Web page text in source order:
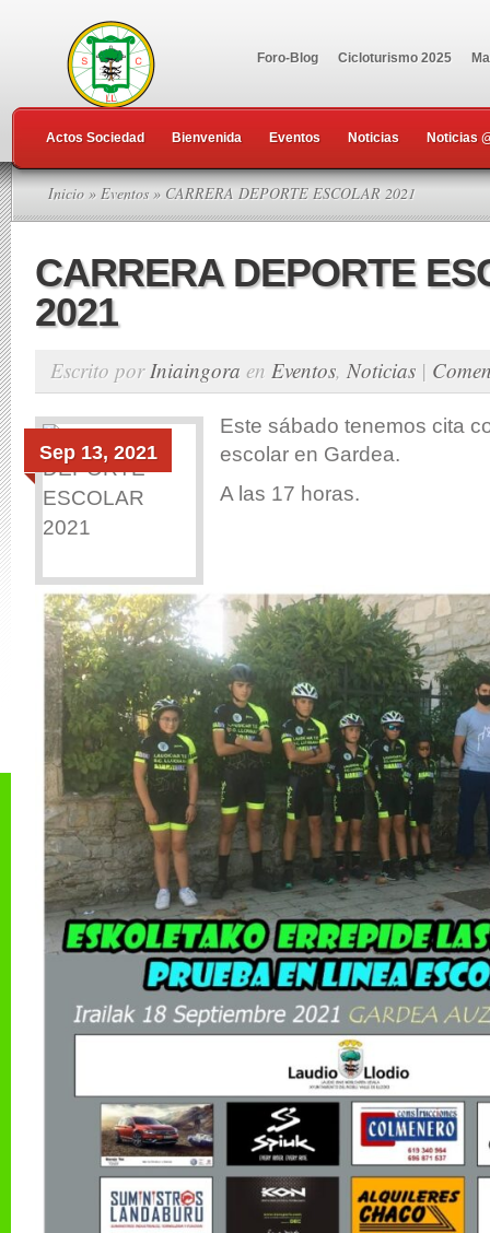
Foro-Blog Cicloturismo 2025
Actos Sociedad Bienvenida Eventos Noticias Noticias
Inicio » Eventos» CARRERA DEPORTE ESCOLAR 2021
CARRERA DEPORTE
2021
Escrito porIniaingora en Eventos, Noticias |
Sep 13, 2021
Este sábado tenemos cita
escolar en Gardea.
A las 17 horas.